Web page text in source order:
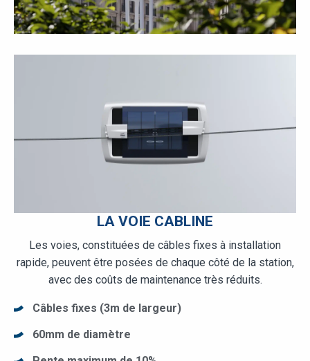
LA VOIE CABLINE
Les voies, constituées de câbles fixes à installation
rapide, peuvent être posées de chaque côté de la station,
avec des coûts de maintenance très réduits.
Câbles fixes (3m de largeur)
60mm de diamètre